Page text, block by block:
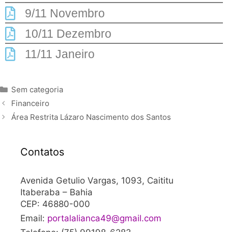
9/11 Novembro
10/11 Dezembro
11/11 Janeiro
Sem categoria
Financeiro
Área Restrita Lázaro Nascimento dos Santos
Contatos
Avenida Getulio Vargas, 1093, Caititu
Itaberaba – Bahia
CEP: 46880-000
Email: portalalianca49@gmail.com